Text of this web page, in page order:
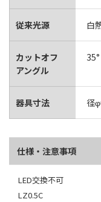
従来光源 白
カットオフ
アングル
35°
器具寸法 径
仕様・注意事項
LED交換不可
LZ0.5C